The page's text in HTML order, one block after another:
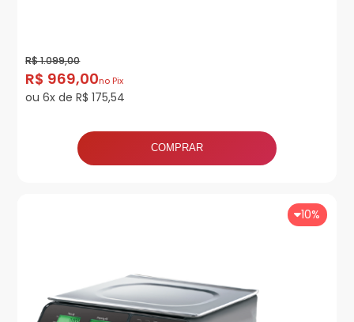
R$ 1.099,00
R$ 969,00no Pix
ou 6x de R$ 175,54
COMPRAR
10%